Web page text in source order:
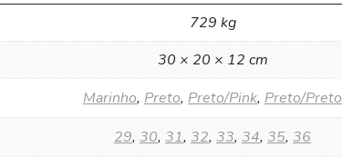
729 kg
30 × 20 × 12 cm
Marinho, Preto, Preto/Pink, Preto/Preto
29, 30, 31, 32, 33, 34, 35, 36